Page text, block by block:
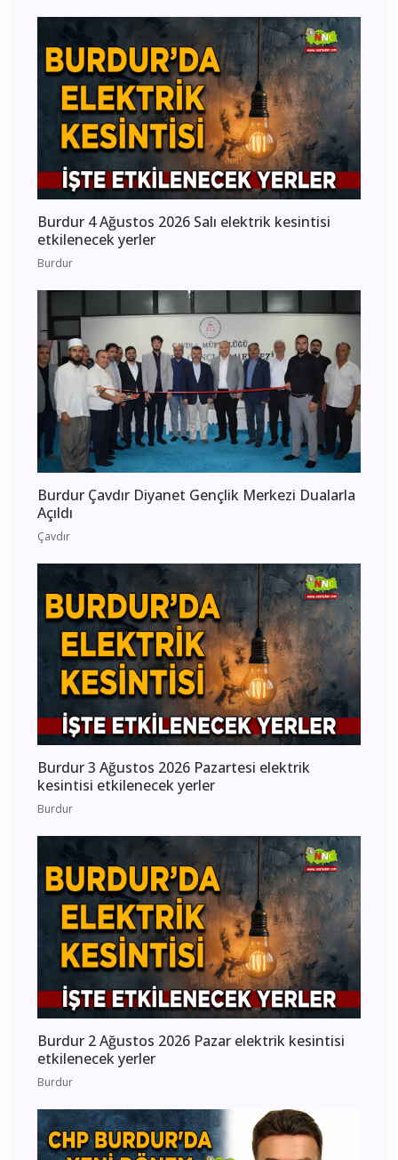
Burdur 4 Ağustos 2026 Salı elektrik kesintisi
etkilenecek yerler
Burdur
Burdur Çavdır Diyanet Gençlik Merkezi Dualarla
Açıldı
Çavdır
Burdur 3 Ağustos 2026 Pazartesi elektrik
kesintisi etkilenecek yerler
Burdur
Burdur 2 Ağustos 2026 Pazar elektrik kesintisi
etkilenecek yerler
Burdur